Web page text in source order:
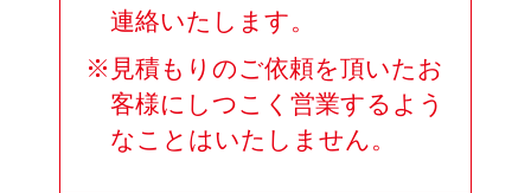
連絡いたします。
※見積もりのご依頼を頂いたお
客様にしつこく営業するよう
なことはいたしません。